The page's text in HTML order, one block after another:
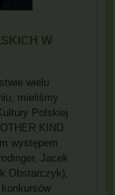
W
wielu
mieliśmy
Polskiej
KIND
występem
Jacek
Obstarczyk),